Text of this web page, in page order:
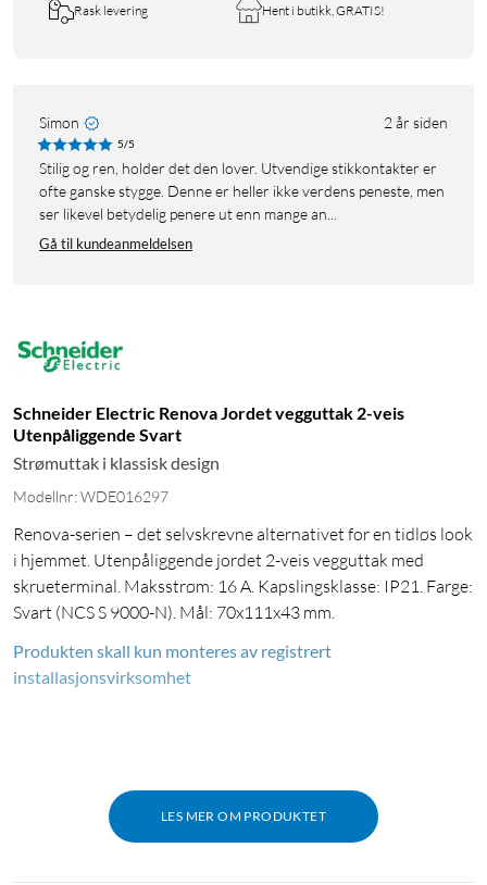
Rask levering Hent i butikk, GRATIS!
Simon 2 år siden
5/5
Stilig og ren, holder det den lover. Utvendige stikkontakter er
ofte ganske stygge. Denne er heller ikke verdens peneste, men
ser likevel betydelig penere ut enn mange an...
Gå til kundeanmeldelsen
Schneider Electric Renova Jordet vegguttak 2-veis
Utenpåliggende Svart
Strømuttak i klassisk design
Modellnr: WDE016297
Renova-serien – det selvskrevne alternativet for en tidløs look
i hjemmet. Utenpåliggende jordet 2-veis vegguttak med
skrueterminal. Maksstrøm: 16 A. Kapslingsklasse: IP21. Farge:
Svart (NCS S 9000-N). Mål: 70x111x43 mm.
LES MER OM PRODUKTET
Produkten skall kun monteres av registrert
installasjonsvirksomhet